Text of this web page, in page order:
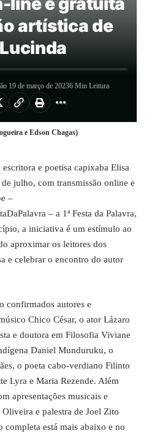
artística de
19 de março de 20236 Min Leitura
e Edson Chagas)
e poetisa capixaba Elisa
julho, com transmissão online e
–
– a 1ª Festa da Palavra,
a iniciativa é um estímulo ao
aproximar os leitores dos
e celebrar o encontro do autor
confirmados autores e
Chico César, o ator Lázaro
e doutora em Filosofia Viviane
Daniel Munduruku, o
o poeta cabo-verdiano Filinto
Lyra e Maria Rezende. Além
apresentações musicais e
e palestra de Joel Zito
está mais abaixo e no